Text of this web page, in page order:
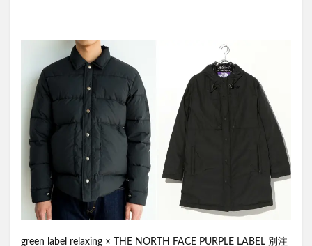
green label relaxing × THE NORTH FACE PURPLE LABEL 別注